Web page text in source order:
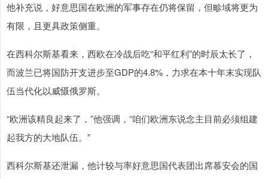
他补充说，好意思国在欧洲的军事存在仍将保留，但畛域将更为
有限，且更具政策侧重。
在西科尔斯基看来，西欧在冷战后吃“和平红利”的时辰太长了，
而波兰已将国防开支进步至GDP的4.8%，力求在本十年末实现队
伍当代化以威慑俄罗斯。
“欧洲该精良起来了，”他强调，“咱们欧洲东说念主目前必须组建
起我方的大地队伍。”
西科尔斯基还泄漏，他计较与率好意思国代表团出席慕安会的国